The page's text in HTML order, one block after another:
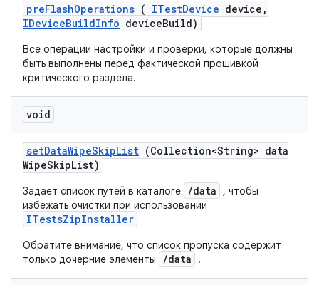
preFlashOperations ( ITestDevice device ,
IDeviceBuildInfo deviceBuild)
Все операции настройки и проверки, которые должны
быть выполнены перед фактической прошивкой
критического раздела.
void
setDataWipeSkipList (Collection<String> data
WipeSkipList)
Задает список путей в каталоге /data
, чтобы
избежать очистки при использовании
ITestsZipInstaller
Обратите внимание, что список пропуска содержит
только дочерние элементы
/data .